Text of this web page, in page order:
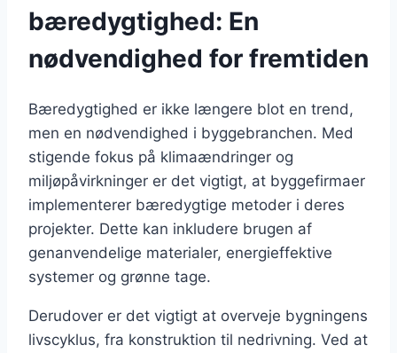
bæredygtighed: En
nødvendighed for fremtiden
Bæredygtighed er ikke længere blot en trend,
men en nødvendighed i byggebranchen. Med
stigende fokus på klimaændringer og
miljøpåvirkninger er det vigtigt, at byggefirmaer
implementerer bæredygtige metoder i deres
projekter. Dette kan inkludere brugen af
genanvendelige materialer, energieffektive
systemer og grønne tage.
Derudover er det vigtigt at overveje bygningens
livscyklus, fra konstruktion til nedrivning. Ved at